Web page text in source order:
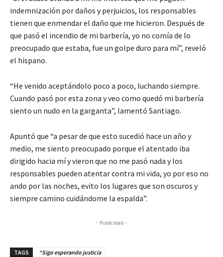
indemnización por daños y perjuicios, los responsables
tienen que enmendar el daño que me hicieron. Después de
que pasó el incendio de mi barbería, yo no comía de lo
preocupado que estaba, fue un golpe duro para mí”, reveló
el hispano.
“He venido aceptándolo poco a poco, luchando siempre.
Cuando pasó por esta zona y veo como quedó mi barbería
siento un nudo en la garganta”, lamentó Santiago.
Apuntó que “a pesar de que esto sucedió hace un año y
medio, me siento preocupado porque el atentado iba
dirigido hacia mí y vieron que no me pasó nada y los
responsables pueden atentar contra mi vida, yo por eso no
ando por las noches, evito los lugares que son oscuros y
siempre camino cuidándome la espalda”.
- Publicidad -
TAGS
“Sigo esperando justicia